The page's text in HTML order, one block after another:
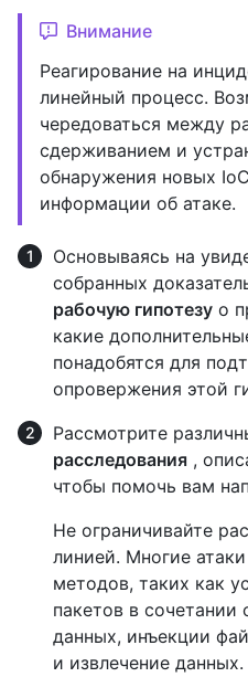
Внимание
Реагирование на
линейный процесс.
чередоваться между
сдерживанием и
обнаружения новых
информации об атаке.
Основываясь на
собранных
рабочую гипотезу о
какие
понадобятся для
опровержения этой
Рассмотрите
расследования ,
чтобы помочь вам
Не ограничивайте
линией. Многие
методов, таких как
пакетов в сочетании
данных, инъекции
и извлечение